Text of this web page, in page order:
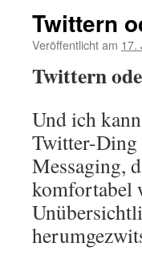
Twittern
Veröffentlicht am 17.
Twittern
Und ich
Twitter-Ding
Messaging,
komfortabel